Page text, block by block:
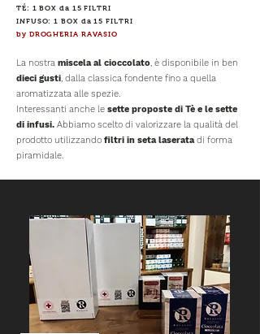
TÉ: 1 BOX da 15 FILTRI
INFUSO: 1 BOX da 15 FILTRI
by DROGHERIA RAVASIO
La nostra miscela al cioccolato, è disponibile in ben
dieci gusti, dalla classica fondente fino a quella
aromatizzata alle spezie.
Interessanti anche le sette proposte di Tè e le sette
di infusi. Abbiamo scelto di valorizzare la qualità del
prodotto utilizzando filtri in seta laseratadi forma
piramidale.